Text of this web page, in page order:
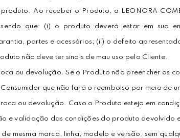
Ao receber o Produto, a LEONORA
sendo que: (i) o produto deverá estar em sua
partes e acessórios; (ii) o defeito
não deve ter sinais de mau uso pelo Cliente.
ou devolução. Se o Produto não preencher as
que não fará o reembolso por meio de
ou devolução. Caso o Produto esteja em
e validação das condições do produto devolvido
mesma marca, linha, modelo e versão, sem